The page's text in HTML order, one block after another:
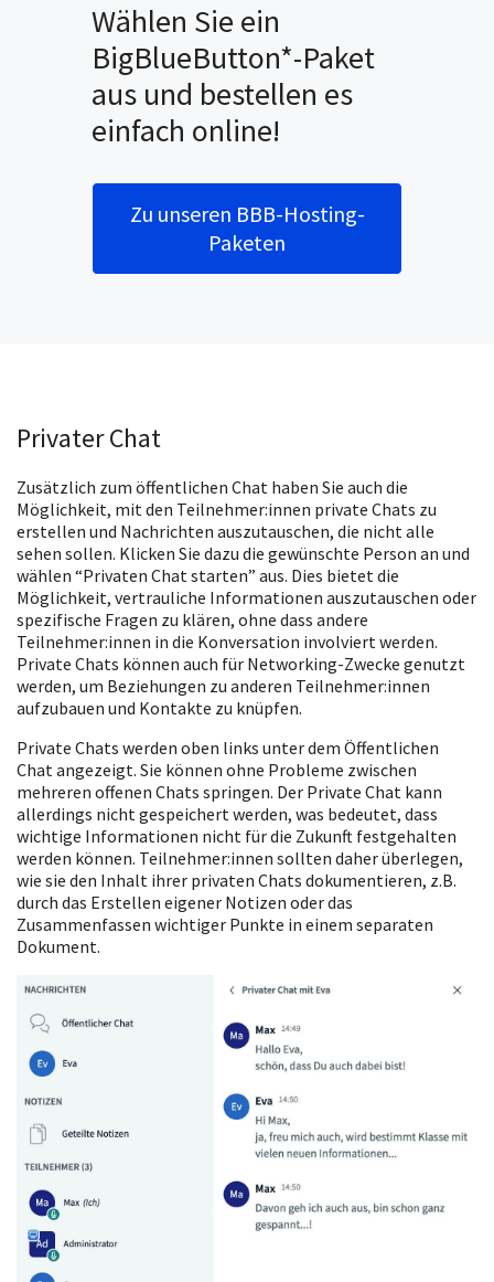
Wählen Sie ein
BigBlueButton*-Paket
aus und bestellen es
einfach online!
Zu unseren BBB-Hosting-
Paketen
Privater Chat
Zusätzlich zum öffentlichen Chat haben Sie auch die
Möglichkeit, mit den Teilnehmer:innen private Chats zu
erstellen und Nachrichten auszutauschen, die nicht alle
sehen sollen. Klicken Sie dazu die gewünschte Person an und
wählen “Privaten Chat starten” aus. Dies bietet die
Möglichkeit, vertrauliche Informationen auszutauschen oder
spezifische Fragen zu klären, ohne dass andere
Teilnehmer:innen in die Konversation involviert werden.
Private Chats können auch für Networking-Zwecke genutzt
werden, um Beziehungen zu anderen Teilnehmer:innen
aufzubauen und Kontakte zu knüpfen.
Private Chats werden oben links unter dem Öffentlichen
Chat angezeigt. Sie können ohne Probleme zwischen
mehreren offenen Chats springen. Der Private Chat kann
allerdings nicht gespeichert werden, was bedeutet, dass
wichtige Informationen nicht für die Zukunft festgehalten
werden können. Teilnehmer:innen sollten daher überlegen,
wie sie den Inhalt ihrer privaten Chats dokumentieren, z.B.
durch das Erstellen eigener Notizen oder das
Zusammenfassen wichtiger Punkte in einem separaten
Dokument.